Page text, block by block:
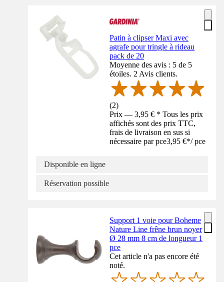
Patin à clipser Maxi avec
agrafe pour tringle à rideau
pack de 20
Moyenne des avis : 5 de 5
étoiles. 2 Avis clients.
(2)
Prix — 3,95 € * Tous les prix
affichés sont des prix TTC,
frais de livraison en sus si
nécessaire par pce3,95 €*/ pce
Disponible en ligne
Réservation possible
Support 1 voie pour Boheme
Nature Line frêne brun noyer
Ø 28 mm 8 cm de longueur 1
pce
Cet article n'a pas encore été
noté.